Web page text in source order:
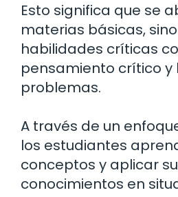
Esto significa que se
materias básicas,
habilidades críticas
pensamiento crítico y
problemas.
A través de un
los estudiantes
conceptos y aplicar
conocimientos en